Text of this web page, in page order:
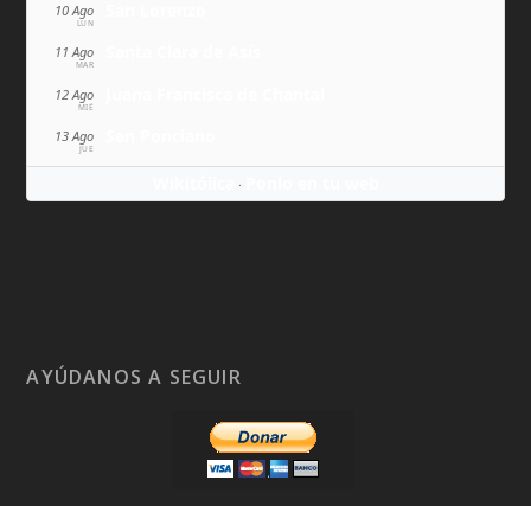
10 Ago
LUN
11 Ago
MAR
12 Ago
MIÉ
13 Ago
JUE
·
AYÚDANOS A SEGUIR